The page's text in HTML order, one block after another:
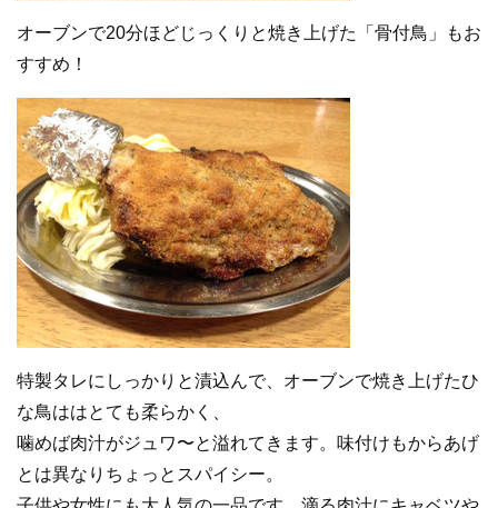
オーブンで20分ほどじっくりと焼き上げた「骨付鳥」もお
すすめ！
特製タレにしっかりと漬込んで、オーブンで焼き上げたひ
な鳥ははとても柔らかく、
噛めば肉汁がジュワ〜と溢れてきます。味付けもからあげ
とは異なりちょっとスパイシー。